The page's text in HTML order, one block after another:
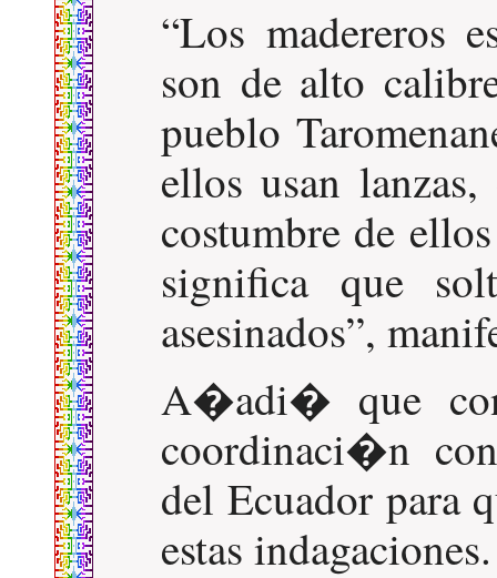
Los madereros
son de alto
pueblo
ellos usan
costumbre de
significa que
asesinados ,
A�adi� que
coordinaci�n
del Ecuador para
estas indagaciones.